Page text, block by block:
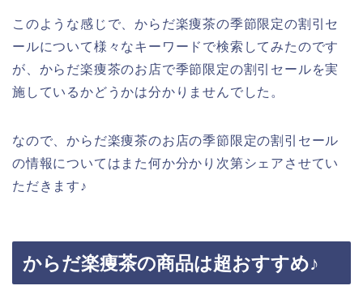
このような感じで、からだ楽痩茶の季節限定の割引セ
ールについて様々なキーワードで検索してみたのです
が、からだ楽痩茶のお店で季節限定の割引セールを実
施しているかどうかは分かりませんでした。
なので、からだ楽痩茶のお店の季節限定の割引セール
の情報についてはまた何か分かり次第シェアさせてい
ただきます♪
からだ楽痩茶の商品は超おすすめ♪